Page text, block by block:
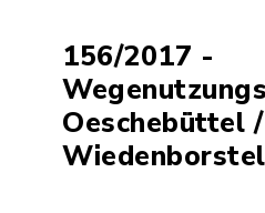
156/2017 -
Oeschebüttel /
Wiedenborstel